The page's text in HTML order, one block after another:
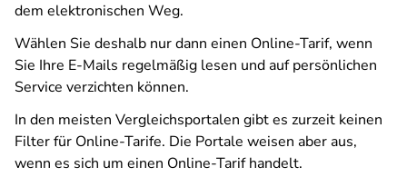
dem elektronischen Weg.
Wählen Sie deshalb nur dann einen Online-Tarif, wenn
Sie Ihre E-Mails regelmäßig lesen und auf persönlichen
Service verzichten können.
In den meisten Vergleichsportalen gibt es zurzeit keinen
Filter für Online-Tarife. Die Portale weisen aber aus,
wenn es sich um einen Online-Tarif handelt.